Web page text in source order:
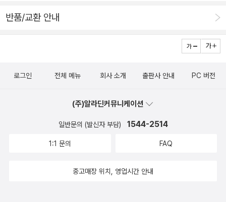
반품/교환 안내
로그인 전체 메뉴 회사 소개 출판사 안내 PC 버전
(주)알라딘커뮤니케이션
일반문의 (발신자 부담) 1544-2514
1:1 문의 FAQ
중고매장 위치, 영업시간 안내